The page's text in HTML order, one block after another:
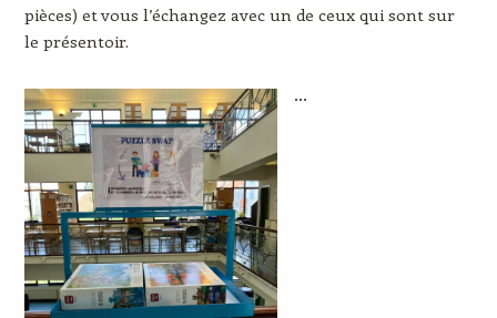
pièces) et vous l’échangez avec un de ceux qui sont sur
le présentoir.
…